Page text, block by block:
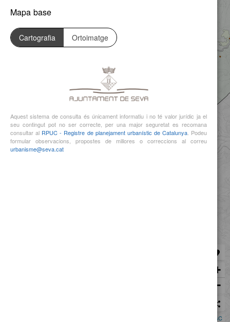
Mapa base
Cartografia Ortoimatge
Aquest sistema de consulta és únicament informatiu i no té valor jurídic ja el
seu contingut pot no ser correcte, per una major seguretat es recomana
consultar al RPUC - Registre de planejament urbanístic de Catalunya. Podeu
formular observacions, propostes de millores o correccions al correu
urbanisme@seva.cat
+
−
share
ICGC